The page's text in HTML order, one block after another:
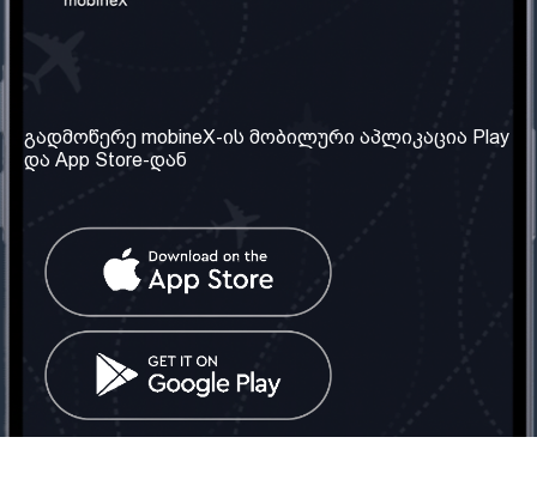
ჩვენ შესახებ
ჩვენი სერვისები
წესები და პირობები
კითხვები
კონტაქტი
საქართველო: თბილისი
ტელ: 032 2 04 00 50
ელ. ფოსტა:
info@mobinex.ge
სოციალური ქსელი
გადმოწერე mobineX-ის მობილური აპლიკაცია Play
და App Store-დან